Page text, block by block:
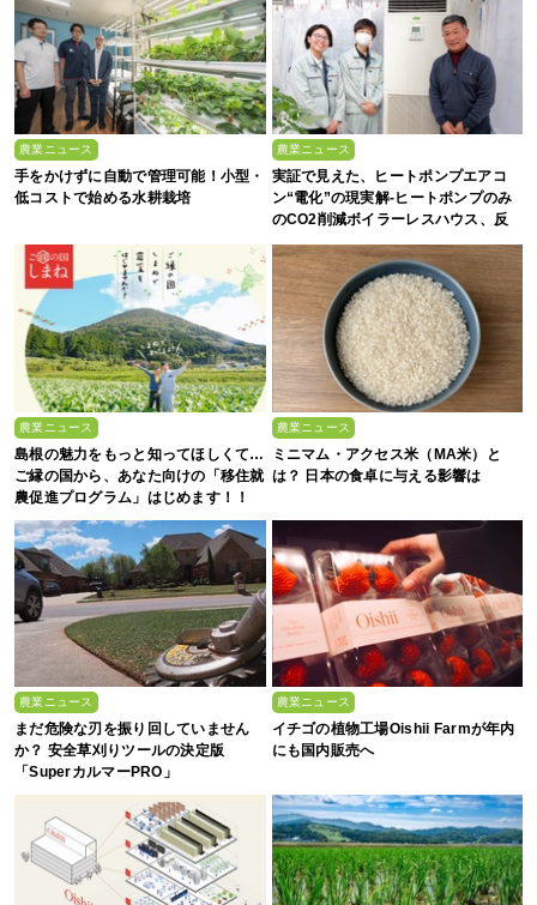
農業ニュース
手をかけずに自動で管理可能！小型・
低コストで始める水耕栽培
農業ニュース
実証で見えた、ヒートポンプエアコ
ン“電化”の現実解-ヒートポンプのみ
のCO2削減ボイラーレスハウス、反
収1.5倍の驚異-
農業ニュース
島根の魅力をもっと知ってほしくて…
ご縁の国から、あなた向けの「移住就
農促進プログラム」はじめます！！
農業ニュース
ミニマム・アクセス米（MA米）と
は？ 日本の食卓に与える影響は
農業ニュース
まだ危険な刃を振り回していません
か？ 安全草刈りツールの決定版
「SuperカルマーPRO」
農業ニュース
イチゴの植物工場Oishii Farmが年内
にも国内販売へ